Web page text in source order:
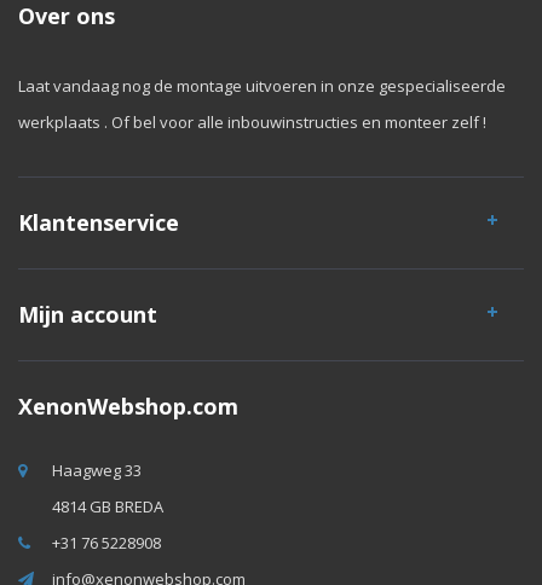
Over ons
Laat vandaag nog de montage uitvoeren in onze gespecialiseerde
werkplaats . Of bel voor alle inbouwinstructies en monteer zelf !
Klantenservice
Mijn account
XenonWebshop.com
Haagweg 33
4814 GB BREDA
+31 76 5228908
info@xenonwebshop.com